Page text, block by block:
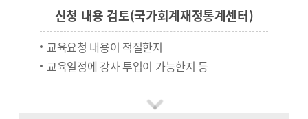
신청 내용 검토(국가회계재정통계센터)
교육요청 내용이 적절한지
교육일정에 강사 투입이 가능한지 등